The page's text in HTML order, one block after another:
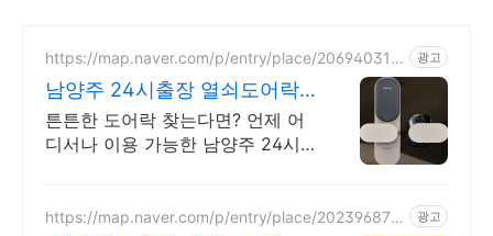
https://map.naver.com/p/entry/place/206940313
광고
남양주 24시출장 열쇠도어락
무파손개문 잠긴
튼튼한 도어락 찾는다면? 언제 어
디서나 이용 가능한 남양주 24시
동
https://map.naver.com/p/entry/place/202396879
광고